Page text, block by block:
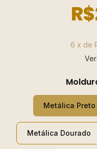
6 x de
Metálica Preto
Metálica Dourado